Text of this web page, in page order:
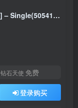
Pink Floyd – Time (Edit) [Remastered] – Single(5054197532573)【24bit／192.0kHz】美国区
钻石天使 免费
登录购买